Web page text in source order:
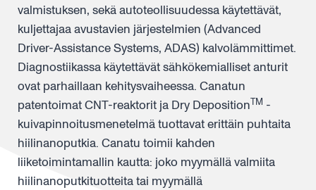
valmistuksen, sekä autoteollisuudessa käytettävät,
kuljettajaa avustavien järjestelmien (Advanced
Driver-Assistance Systems, ADAS) kalvolämmittimet.
Diagnostiikassa käytettävät sähkökemialliset anturit
ovat parhaillaan kehitysvaiheessa. Canatun
patentoimat CNT-reaktorit ja Dry DepositionTM -
kuivapinnoitusmenetelmä tuottavat erittäin puhtaita
hiilinanoputkia. Canatu toimii kahden
liiketoimintamallin kautta: joko myymällä valmiita
hiilinanoputkituotteita tai myymällä